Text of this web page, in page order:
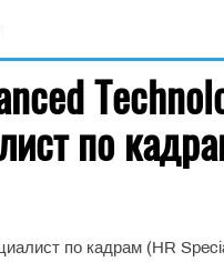
по
по кадрам (HR